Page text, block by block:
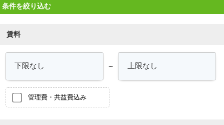
条件を絞り込む
賃料
～
管理費・共益費込み